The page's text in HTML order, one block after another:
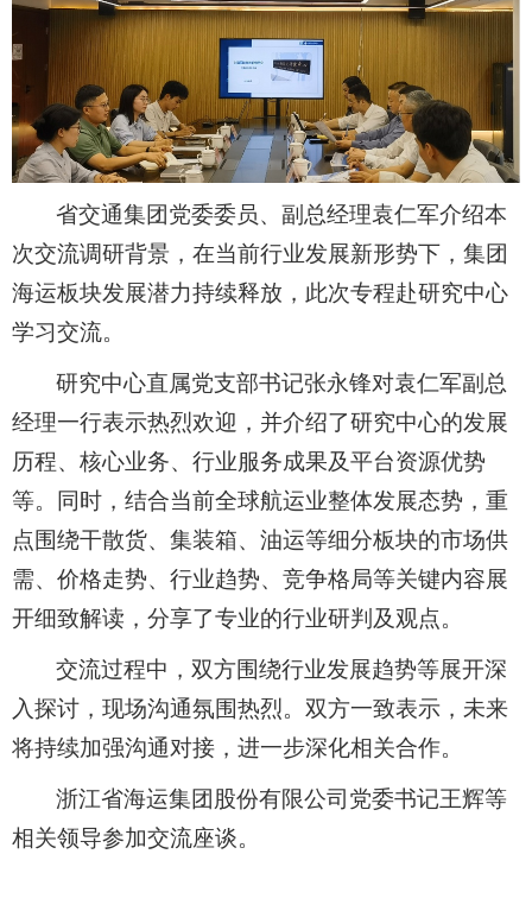
省交通集团党委委员、副总经理袁仁军介绍本
次交流调研背景， 在当前行业发展新形势下， 集团
海运板块发展潜力持续释放，此次专程赴研究中心
学习交流。
研究中心直属党支部书记张永锋对袁仁军副总
经理一行表示热烈欢迎，并介绍了研究中心的发展
历程、核心业务、行业服务成果及平台资源优势
等。同时，结合当前全球航运业整体发展态势 ，重
点围绕干散货、集装箱、油运等细分板块的市场供
需、价格走势、行业趋势、竞争格局等关键内容展
开细致解读，分享了专业的行业研判 及观点。
交流过程中，双方围绕行业发展趋势等展开深
入探讨， 现场沟通氛围热烈。双方一致表示，未来
将持续加强沟通对接 ，进一步深化相关合作。
浙江省海运集团股份有限公司党委书记王辉等
相关领导参加交流座谈。